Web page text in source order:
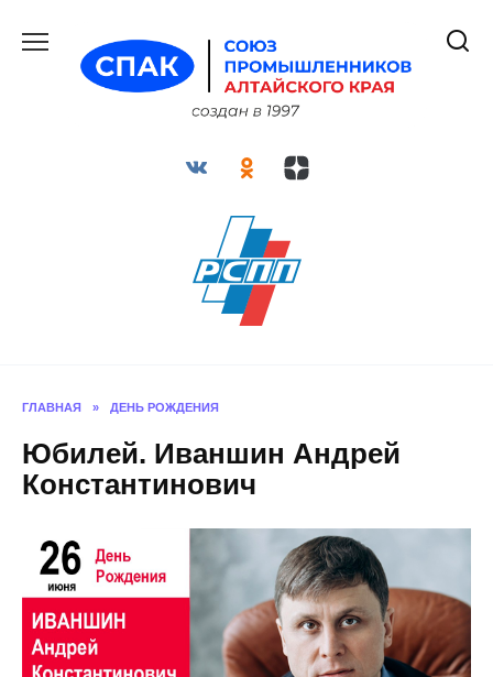
содержанию
ГЛАВНАЯ » ДЕНЬ РОЖДЕНИЯ
Юбилей. Иваншин Андрей
Константинович